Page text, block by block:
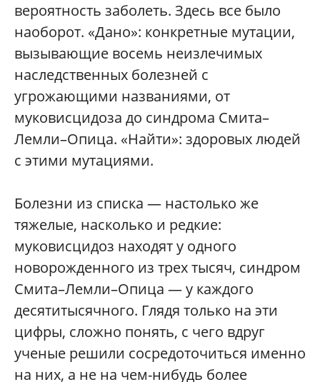
вероятность заболеть. Здесь все было
наоборот. «Дано»: конкретные мутации,
вызывающие восемь неизлечимых
наследственных болезней с
угрожающими названиями, от
муковисцидоза до синдрома Смита–
Лемли–Опица. «Найти»: здоровых людей
с этими мутациями.
Болезни из списка — настолько же
тяжелые, насколько и редкие:
муковисцидоз находят у одного
новорожденного из трех тысяч, синдром
Смита–Лемли–Опица — у каждого
десятитысячного. Глядя только на эти
цифры, сложно понять, с чего вдруг
ученые решили сосредоточиться именно
на них, а не на чем-нибудь более